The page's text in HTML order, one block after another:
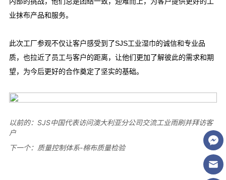
以前的：SJS中国代表访问澳大利亚分公司交流工业雨刷并拜访客
户
下一个： 质量控制体系-棉布质量检验